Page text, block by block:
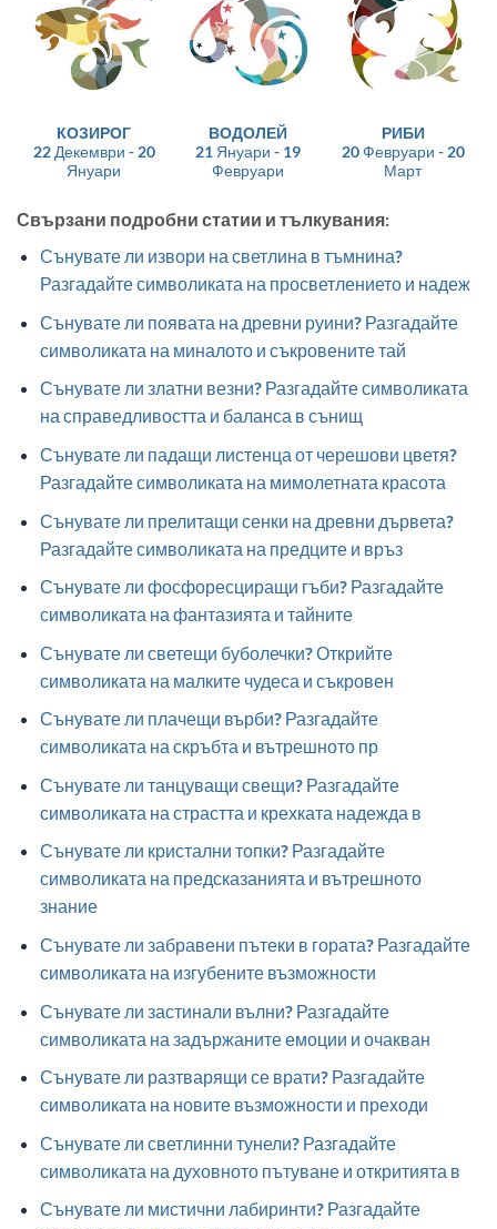
КОЗИРОГ
22 Декември - 20
Януари
ВОДОЛЕЙ
21 Януари - 19
Февруари
РИБИ
20 Февруари - 20
Март
Свързани подробни статии и тълкувания:
Сънувате ли извори на светлина в тъмнина?
Разгадайте символиката на просветлението и надеж
Сънувате ли появата на древни руини? Разгадайте
символиката на миналото и съкровените тай
Сънувате ли златни везни? Разгадайте символиката
на справедливостта и баланса в сънищ
Сънувате ли падащи листенца от черешови цветя?
Разгадайте символиката на мимолетната красота
Сънувате ли прелитащи сенки на древни дървета?
Разгадайте символиката на предците и връз
Сънувате ли фосфоресциращи гъби? Разгадайте
символиката на фантазията и тайните
Сънувате ли светещи буболечки? Открийте
символиката на малките чудеса и съкровен
Сънувате ли плачещи върби? Разгадайте
символиката на скръбта и вътрешното пр
Сънувате ли танцуващи свещи? Разгадайте
символиката на страстта и крехката надежда в
Сънувате ли кристални топки? Разгадайте
символиката на предсказанията и вътрешното
знание
Сънувате ли забравени пътеки в гората? Разгадайте
символиката на изгубените възможности
Сънувате ли застинали вълни? Разгадайте
символиката на задържаните емоции и очакван
Сънувате ли разтварящи се врати? Разгадайте
символиката на новите възможности и преходи
Сънувате ли светлинни тунели? Разгадайте
символиката на духовното пътуване и откритията в
Сънувате ли мистични лабиринти? Разгадайте